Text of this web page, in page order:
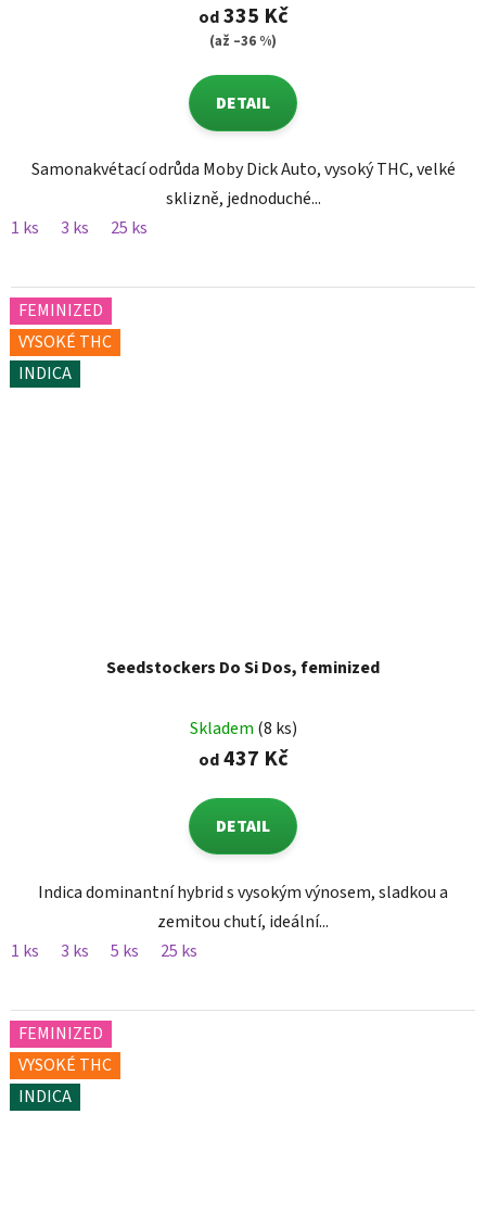
od335 Kč
(až –36 %)
DETAIL
Samonakvétací odrůda Moby Dick Auto, vysoký THC, velké
sklizně, jednoduché...
1 ks
3 ks 25 ks
FEMINIZED
VYSOKÉ THC
INDICA
Seedstockers Do Si Dos, feminized
Skladem (8 ks)
od437 Kč
DETAIL
Indica dominantní hybrid s vysokým výnosem, sladkou a
zemitou chutí, ideální...
1 ks
3 ks 5 ks 25 ks
FEMINIZED
VYSOKÉ THC
INDICA